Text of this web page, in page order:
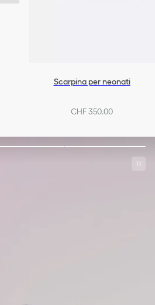
Scarpina per neonati
CHF 350.00